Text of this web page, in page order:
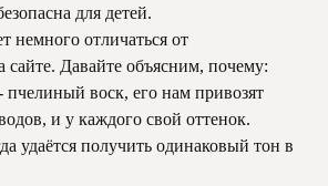
для детей.
отличаться от
сайте. Давайте объясним, почему:
пчелиный воск, его нам привозят
и у каждого свой оттенок.
удаётся получить одинаковый тон в